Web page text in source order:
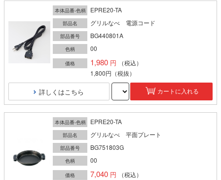
本体品番-色柄 EPRE20-TA
部品名 グリルなべ 電源コード
部品番号 BG440801A
色柄 00
価格 1,980
（税込）
1,800円 （税抜）
詳しくはこちら カートに入れる
本体品番-色柄 EPRE20-TA
部品名 グリルなべ 平面プレート
部品番号 BG751803G
色柄 00
価格 7,040
（税込）